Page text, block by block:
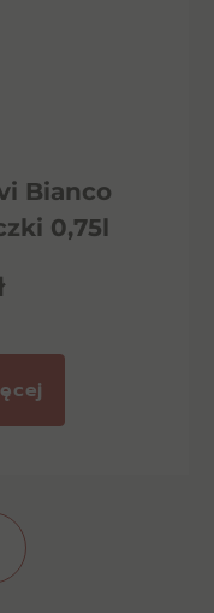
Bianco
0,75l